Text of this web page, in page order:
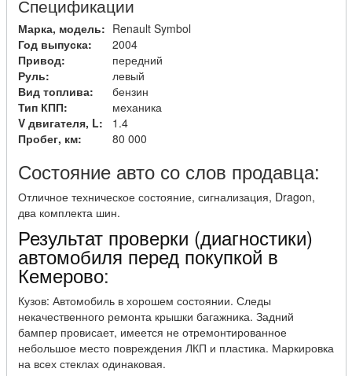
Спецификации
Марка, модель: Renault Symbol
Год выпуска:
2004
Привод:
передний
Руль:
левый
Вид топлива:
бензин
Тип КПП:
механика
V двигателя, L:
1.4
Пробег, км:
80 000
Состояние авто со слов продавца:
Отличное техническое состояние, сигнализация, Dragon,
два комплекта шин.
Результат проверки (диагностики)
автомобиля перед покупкой в
Кемерово:
Кузов: Автомобиль в хорошем состоянии. Следы
некачественного ремонта крышки багажника. Задний
бампер провисает, имеется не отремонтированное
небольшое место повреждения ЛКП и пластика. Маркировка
на всех стеклах одинаковая.